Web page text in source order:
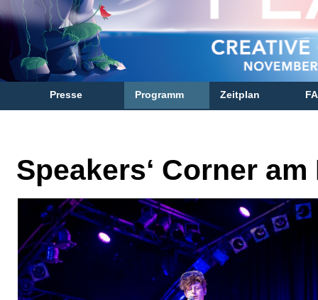
Presse Programm Zeitplan
Speakers‘ Corner